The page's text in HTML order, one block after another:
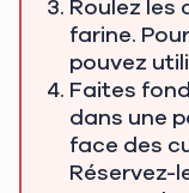
Roulez les
farine.
pouvez
Faites
dans une
face des
Réservez-